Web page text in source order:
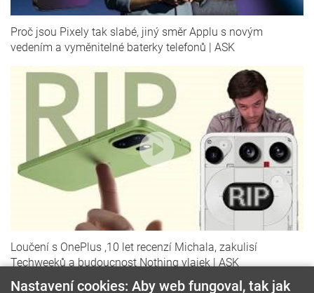
Proč jsou Pixely tak slabé, jiný směr Applu s novým
vedením a vyměnitelné baterky telefonů | ASK
Loučení s OnePlus ,10 let recenzí Michala, zakulisí
Techweeků a budoucnost Nothing vlajek | ASK
Nastavení cookies: Aby web fungoval, tak jak